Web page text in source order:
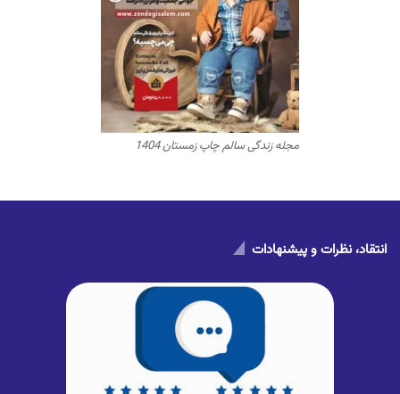
مجله زندگی سالم چاپ زمستان 1404
انتقاد، نظرات و پیشنهادات